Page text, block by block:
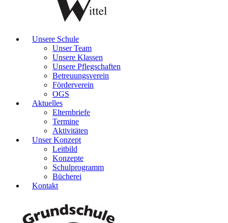
Unsere Schule
Unser Team
Unsere Klassen
Unsere Pflegschaften
Betreuungsverein
Förderverein
OGS
Aktuelles
Elternbriefe
Termine
Aktivitäten
Unser Konzept
Leitbild
Konzepte
Schulprogramm
Bücherei
Kontakt